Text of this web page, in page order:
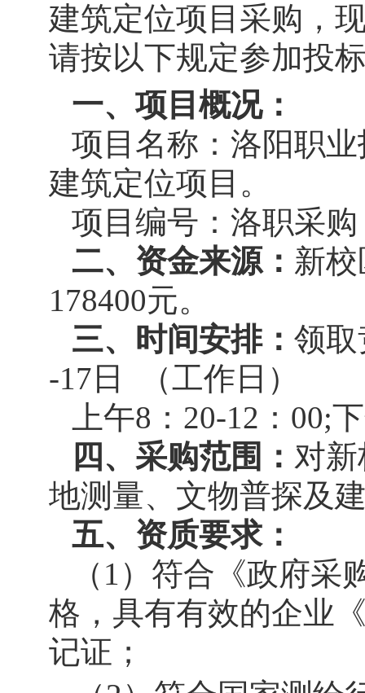
建筑定位项目采购，
请按以下规定参加投
一、项目概况：
项目名称：洛阳职
建筑定位项目。
项目编号：洛职采购
二、资金来源： 新
178400元。
三、时间安排： 领取
-17日 （工作日）
上午8：20-12：00;
四、采购范围： 对
地测量、文物普探及
五、资质要求：
（1）符合《政府
格，具有有效的企业
记证；